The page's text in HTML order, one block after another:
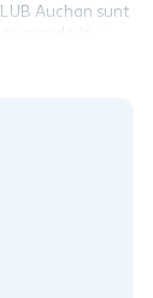
Auchan sunt
promotiei.
Auchan
in perioada in
sunt efectuate